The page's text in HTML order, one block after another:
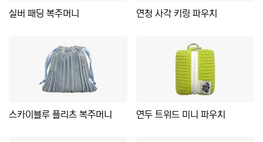
실버 패딩 복주머니 연청 사각 키링 파우치
스카이블루 플리츠 복주머니 연두 트위드 미니 파우치